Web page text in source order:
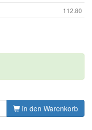
112.80
in den Warenkorb